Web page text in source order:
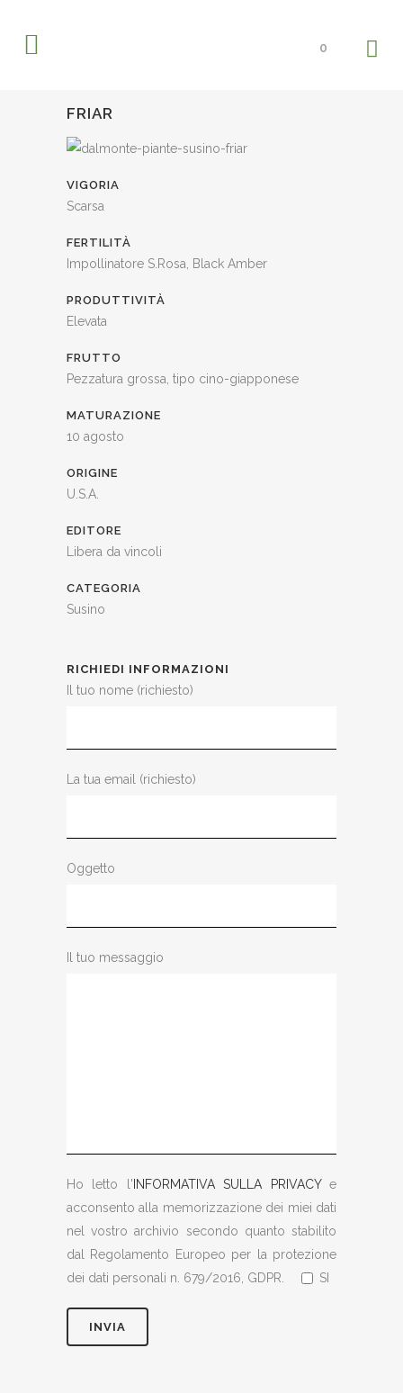
0
FRIAR
VIGORIA
Scarsa
FERTILITÀ
Impollinatore S.Rosa, Black Amber
PRODUTTIVITÀ
Elevata
FRUTTO
Pezzatura grossa, tipo cino-giapponese
MATURAZIONE
10 agosto
ORIGINE
U.S.A.
EDITORE
Libera da vincoli
CATEGORIA
Susino
RICHIEDI INFORMAZIONI
Il tuo nome (richiesto)
La tua email (richiesto)
Oggetto
Il tuo messaggio
Ho letto l' INFORMATIVA SULLA PRIVACYe
acconsento alla memorizzazione dei miei dati
nel vostro archivio secondo quanto stabilito
dal Regolamento Europeo per la protezione
dei dati personali n. 679/2016, GDPR.
SI